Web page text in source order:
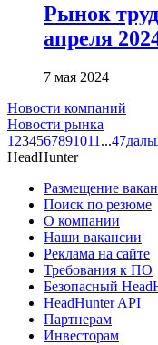
Рынок
апреля
7 мая 2024
Новости компаний
Новости рынка
1 234567891011 ...47
HeadHunter
Размещение
Поиск по резюме
О компании
Наши вакансии
Реклама на сайте
Требования к ПО
Безопасный
HeadHunter API
Партнерам
Инвесторам